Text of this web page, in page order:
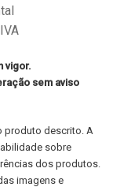
vigor.
sem aviso
produto descrito. A
sobre
dos produtos.
imagens e